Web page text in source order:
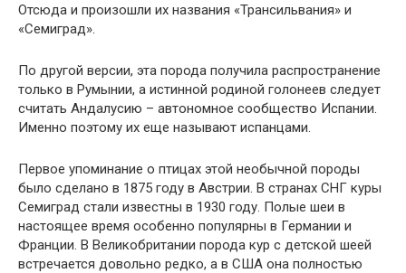
Отсюда и произошли их названия «Трансильвания» и
«Семиград».
По другой версии, эта порода получила распространение
только в Румынии, а истинной родиной голонеев следует
считать Андалусию – автономное сообщество Испании.
Именно поэтому их еще называют испанцами.
Первое упоминание о птицах этой необычной породы
было сделано в 1875 году в Австрии. В странах СНГ куры
Семиград стали известны в 1930 году. Полые шеи в
настоящее время особенно популярны в Германии и
Франции. В Великобритании порода кур с детской шеей
встречается довольно редко, а в США она полностью